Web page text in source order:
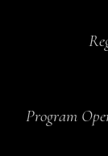
Program